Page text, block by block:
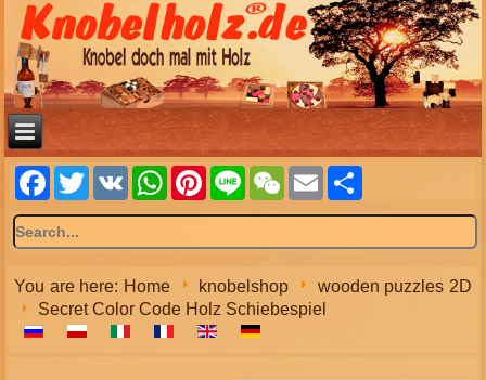
Facebook
TwitterVK WhatsApp
Pinterest
Line WeChatEmail
You are here: Home knobelshop
wooden puzzles 2D
Secret Color Code Holz Schiebespiel